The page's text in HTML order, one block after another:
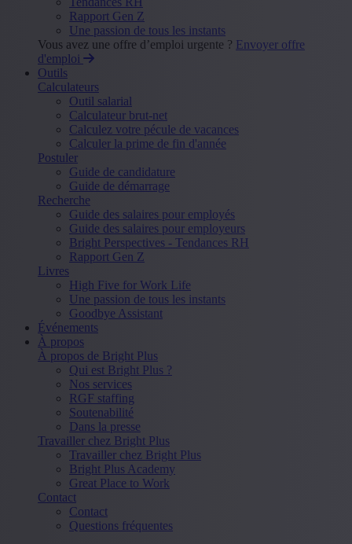
Rapport Gen Z
Une passion de tous les instants
Vous avez une offre d’emploi urgente ? Envoyer offre
d'emploi
Outils
Calculateurs
Outil salarial
Calculateur brut-net
Calculez votre pécule de vacances
Calculer la prime de fin d'année
Postuler
Guide de candidature
Guide de démarrage
Recherche
Guide des salaires pour employés
Guide des salaires pour employeurs
Bright Perspectives - Tendances RH
Rapport Gen Z
Livres
High Five for Work Life
Une passion de tous les instants
Goodbye Assistant
Événements
À propos
À propos de Bright Plus
Qui est Bright Plus ?
Nos services
RGF staffing
Soutenabilité
Dans la presse
Travailler chez Bright Plus
Travailler chez Bright Plus
Bright Plus Academy
Great Place to Work
Contact
Contact
Questions fréquentes